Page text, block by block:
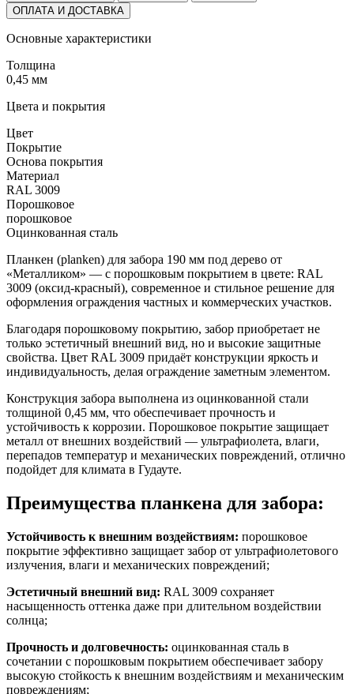
ОПЛАТА И ДОСТАВКА
Основные характеристики
Толщина
0,45 мм
Цвета и покрытия
Цвет
Покрытие
Основа покрытия
Материал
RAL 3009
Порошковое
порошковое
Оцинкованная сталь
Планкен (planken) для забора 190 мм под дерево от
«Металликом» — с порошковым покрытием в цвете: RAL
3009 (оксид-красный), современное и стильное решение для
оформления ограждения частных и коммерческих участков.
Благодаря порошковому покрытию, забор приобретает не
только эстетичный внешний вид, но и высокие защитные
свойства. Цвет RAL 3009 придаёт конструкции яркость и
индивидуальность, делая ограждение заметным элементом.
Конструкция забора выполнена из оцинкованной стали
толщиной 0,45 мм, что обеспечивает прочность и
устойчивость к коррозии. Порошковое покрытие защищает
металл от внешних воздействий — ультрафиолета, влаги,
перепадов температур и механических повреждений, отлично
подойдет для климата в Гудауте.
Преимущества планкена для забора:
Устойчивость к внешним воздействиям: порошковое
покрытие эффективно защищает забор от ультрафиолетового
излучения, влаги и механических повреждений;
Эстетичный внешний вид: RAL 3009 сохраняет
насыщенность оттенка даже при длительном воздействии
солнца;
Прочность и долговечность: оцинкованная сталь в
сочетании с порошковым покрытием обеспечивает забору
высокую стойкость к внешним воздействиям и механическим
повреждениям;